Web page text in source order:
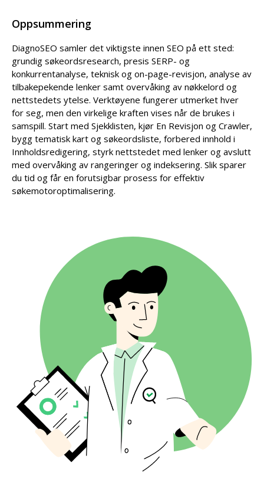
Oppsummering
DiagnoSEO samler det viktigste innen SEO på ett sted:
grundig søkeordsresearch, presis SERP- og
konkurrentanalyse, teknisk og on-page-revisjon, analyse av
tilbakepekende lenker samt overvåking av nøkkelord og
nettstedets ytelse. Verktøyene fungerer utmerket hver
for seg, men den virkelige kraften vises når de brukes i
samspill. Start med Sjekklisten, kjør En Revisjon og Crawler,
bygg tematisk kart og søkeordsliste, forbered innhold i
Innholdsredigering, styrk nettstedet med lenker og avslutt
med overvåking av rangeringer og indeksering. Slik sparer
du tid og får en forutsigbar prosess for effektiv
søkemotoroptimalisering.